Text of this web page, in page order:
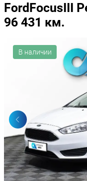
FordFocusIII
96 431 км.
В наличии